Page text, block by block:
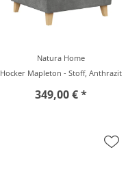
Natura Home
Hocker Mapleton - Stoff, Anthrazit
349,00 € *